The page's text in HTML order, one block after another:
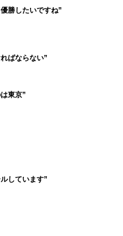
勝したいですね”
ばならない”
東京”
しています”